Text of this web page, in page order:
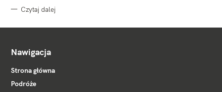
Czytaj dalej
Nawigacja
Strona główna
Podróże